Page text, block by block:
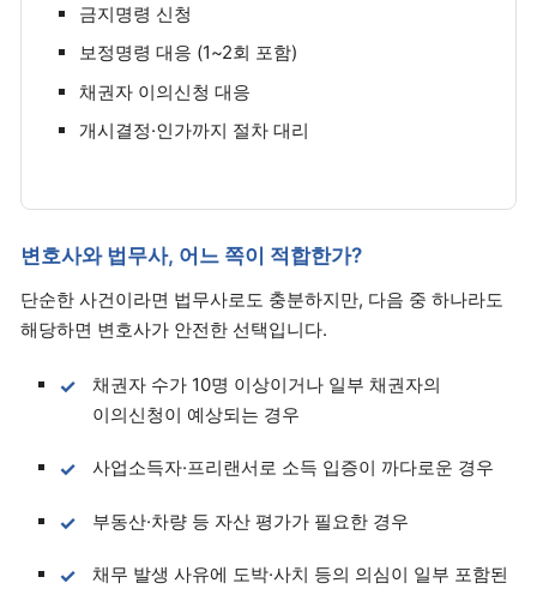
금지명령 신청
보정명령 대응 (1~2회 포함)
채권자 이의신청 대응
개시결정·인가까지 절차 대리
변호사와 법무사, 어느 쪽이 적합한가?
단순한 사건이라면 법무사로도 충분하지만, 다음 중 하나라도
해당하면 변호사가 안전한 선택입니다.
채권자 수가 10명 이상이거나 일부 채권자의
이의신청이 예상되는 경우
사업소득자·프리랜서로 소득 입증이 까다로운 경우
부동산·차량 등 자산 평가가 필요한 경우
채무 발생 사유에 도박·사치 등의 의심이 일부 포함된